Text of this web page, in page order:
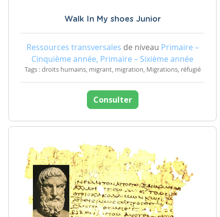
Walk In My shoes Junior
Ressources transversales de niveau Primaire –
Cinquième année, Primaire – Sixième année
Tags : droits humains, migrant, migration, Migrations, réfugié
Consulter